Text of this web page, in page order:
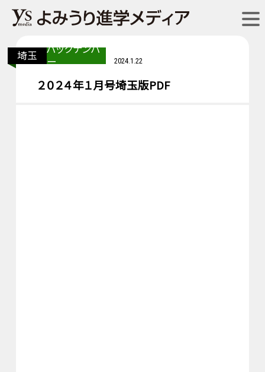
埼玉
バックナンバ
ー
2024.1.22
２０２４年１月号埼玉版PDF